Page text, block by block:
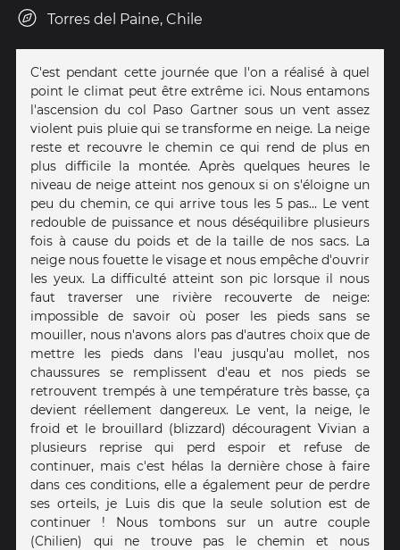
Torres del Paine, Chile
C'est pendant cette journée que l'on a réalisé à quel
point le climat peut être extrême ici. Nous entamons
l'ascension du col Paso Gartner sous un vent assez
violent puis pluie qui se transforme en neige. La neige
reste et recouvre le chemin ce qui rend de plus en
plus difficile la montée. Après quelques heures le
niveau de neige atteint nos genoux si on s'éloigne un
peu du chemin, ce qui arrive tous les 5 pas... Le vent
redouble de puissance et nous déséquilibre plusieurs
fois à cause du poids et de la taille de nos sacs. La
neige nous fouette le visage et nous empêche d'ouvrir
les yeux. La difficulté atteint son pic lorsque il nous
faut traverser une rivière recouverte de neige:
impossible de savoir où poser les pieds sans se
mouiller, nous n'avons alors pas d'autres choix que de
mettre les pieds dans l'eau jusqu'au mollet, nos
chaussures se remplissent d'eau et nos pieds se
retrouvent trempés à une température très basse, ça
devient réellement dangereux. Le vent, la neige, le
froid et le brouillard (blizzard) découragent Vivian a
plusieurs reprise qui perd espoir et refuse de
continuer, mais c'est hélas la dernière chose à faire
dans ces conditions, elle a également peur de perdre
ses orteils, je Luis dis que la seule solution est de
continuer ! Nous tombons sur un autre couple
(Chilien) qui ne trouve pas le chemin et nous